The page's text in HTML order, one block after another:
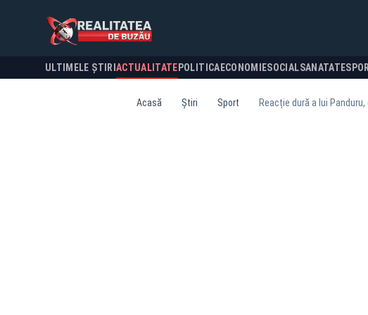
ULTIMELE ȘTIRI ACTUALITATE POLITICA ECONOMIESOCIALSANATATE
Acasă Știri Sport Reacție dură a lui